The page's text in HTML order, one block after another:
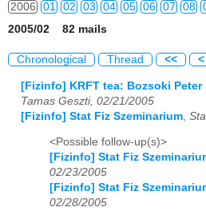
2006 01 02 03 04 05 06 07 08
2009 01 02 03 04 05 06
01 03 04 06
01 02 03 04
01 02 03 04
2005/02 82 mails
Chronological Thread << <
[Fizinfo] KRFT tea: Bozsoki Peter
Tamas Geszti, 02/21/2005
[Fizinfo] Stat Fiz Szeminarium
<Possible follow-up(s)>
[Fizinfo] Stat Fiz
02/23/2005
[Fizinfo] Stat Fiz
02/28/2005